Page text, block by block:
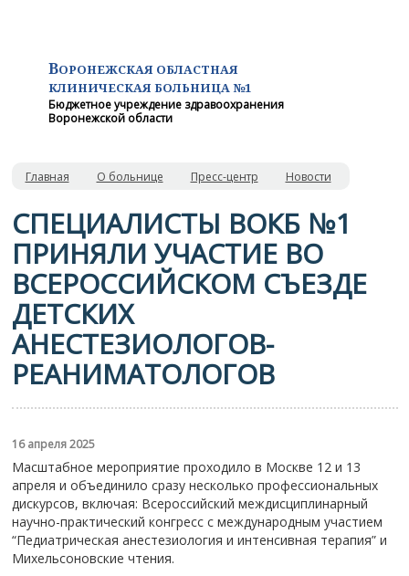
ВОРОНЕЖСКАЯ ОБЛАСТНАЯ
КЛИНИЧЕСКАЯ БОЛЬНИЦА №1
Бюджетное учреждение здравоохранения
Воронежской области
Главная О больнице Пресс-центр Новости
​СПЕЦИАЛИСТЫ ВОКБ №1
ПРИНЯЛИ УЧАСТИЕ ВО
ВСЕРОССИЙСКОМ СЪЕЗДЕ
ДЕТСКИХ
АНЕСТЕЗИОЛОГОВ-
РЕАНИМАТОЛОГОВ
16 апреля 2025
️Масштабное мероприятие проходило в Москве 12 и 13
апреля и объединило сразу несколько профессиональных
дискурсов, включая: Всероссийский междисциплинарный
научно-практический конгресс с международным участием
“Педиатрическая анестезиология и интенсивная терапия” и
Михельсоновские чтения.